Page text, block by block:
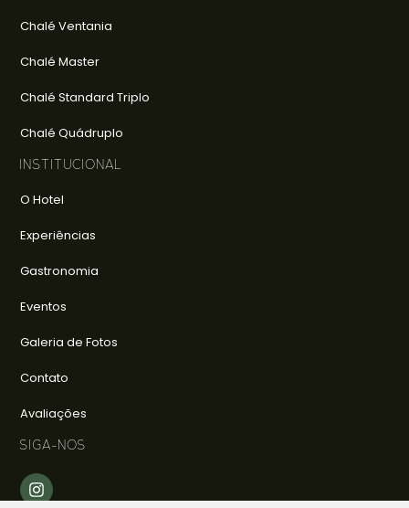
Chalé Ventania
Chalé Master
Chalé Standard Triplo
Chalé Quádruplo
INSTITUCIONAL
O Hotel
Experiências
Gastronomia
Eventos
Galeria de Fotos
Contato
Avaliações
SIGA-NOS